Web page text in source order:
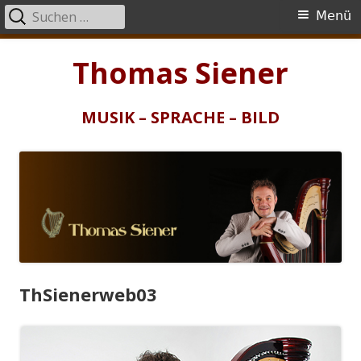
Thomas Siener
MUSIK – SPRACHE – BILD
Primäres
Menü
Suchen
nach:
ThSienerweb03